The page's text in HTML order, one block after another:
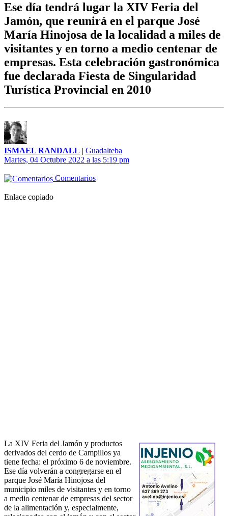
Ese día tendrá lugar la XIV Feria del
Jamón, que reunirá en el parque José
María Hinojosa de la localidad a miles de
visitantes y en torno a medio centenar de
empresas. Esta celebración gastronómica
fue declarada Fiesta de Singularidad
Turística Provincial en 2010
ISMAEL RANDALL | Guadalteba
Martes, 04 Octubre 2022 a las 5:19 pm
Comentarios
Enlace copiado
La XIV Feria del Jamón y productos
derivados del cerdo de Campillos ya
tiene fecha: el próximo 6 de noviembre.
Ese día volverán a congregarse en el
parque José María Hinojosa del
municipio miles de visitantes y en torno
a medio centenar de empresas del sector
de la alimentación y, especialmente,